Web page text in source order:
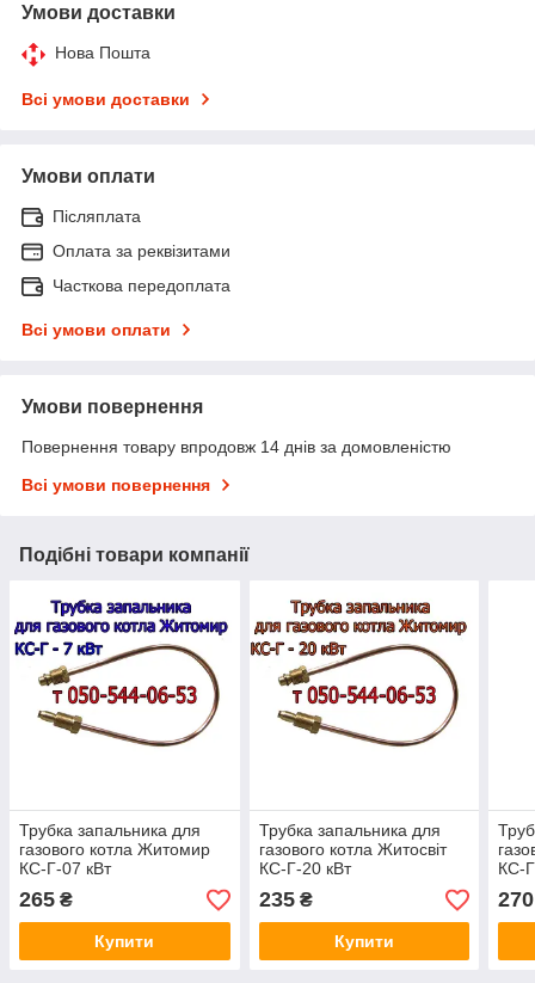
Умови доставки
Нова Пошта
Всі умови доставки
Умови оплати
Післяплата
Оплата за реквізитами
Часткова передоплата
Всі умови оплати
Умови повернення
Повернення товару впродовж 14 днів за домовленістю
Всі умови повернення
Подібні товари компанії
Трубка запальника для
газового котла Житомир
КС-Г-07 кВт
265 ₴
Купити
Трубка запальника для
газового котла Житосвіт
КС-Г-20 кВт
235₴
Купити
КС-
270